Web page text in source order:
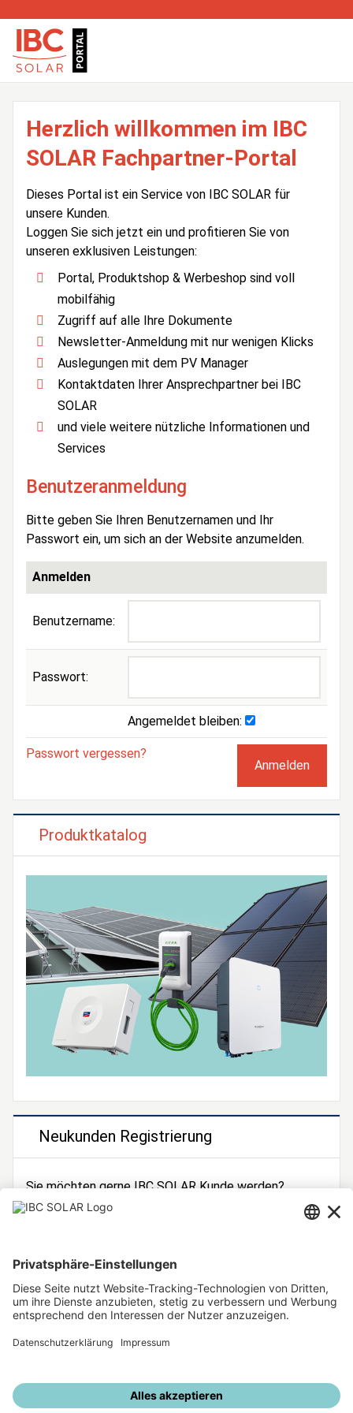
Herzlich willkommen im IBC
SOLAR Fachpartner-Portal
Dieses Portal ist ein Service von IBC SOLAR für
unsere Kunden.
Loggen Sie sich jetzt ein und profitieren Sie von
unseren exklusiven Leistungen:
Portal, Produktshop & Werbeshop sind voll
mobilfähig
Zugriff auf alle Ihre Dokumente
Newsletter-Anmeldung mit nur wenigen Klicks
Auslegungen mit dem PV Manager
Kontaktdaten Ihrer Ansprechpartner bei IBC
SOLAR
und viele weitere nützliche Informationen und
Services
Benutzeranmeldung
Bitte geben Sie Ihren Benutzernamen und Ihr
Passwort ein, um sich an der Website anzumelden.
Anmelden
Benutzername:
Passwort:
Angemeldet bleiben:
Passwort vergessen?
Produktkatalog
Neukunden Registrierung
Sie möchten gerne IBC SOLAR Kunde werden?
Dann registrieren Sie sich jetzt!
Unsere weiteren Angebote
IBC SOLAR Webseite